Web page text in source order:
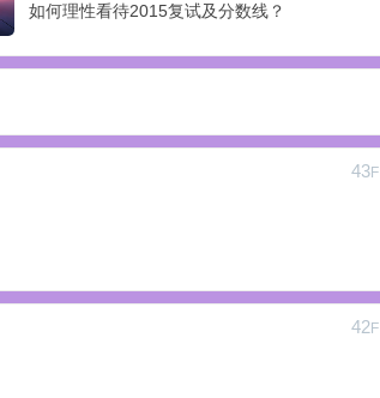
如何理性看待2015复试及分数线？
43F
42F